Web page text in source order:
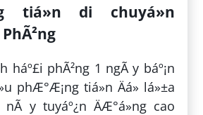
tiá»n di chuyá»n
PhÃ²ng
háº£i phÃ²ng 1 ngÃ y báº¡n
phÆ°Æ¡ng tiá»n Äá» lá»±a
y tuyáº¿n ÄÆ°á»ng cao